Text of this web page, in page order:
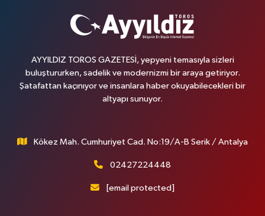
AYYILDIZ TOROS GAZETESİ, yepyeni temasıyla sizleri
buluştururken, sadelik ve modernizmi bir araya getiriyor.
Şatafattan kaçınıyor ve insanlara haber okuyabilecekleri bir
altyapı sunuyor.
Kökez Mah. Cumhuriyet Cad. No:19/A-B Serik / Antalya
02427224448
[email protected]